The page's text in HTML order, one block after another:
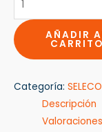
AÑADIR
CARRITO
Categoría: SELECO
Descripción